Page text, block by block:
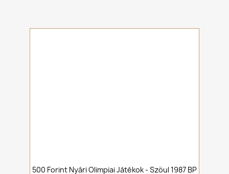
500 Forint Nyári Olimpiai Játékok - Szöul 1987 BP